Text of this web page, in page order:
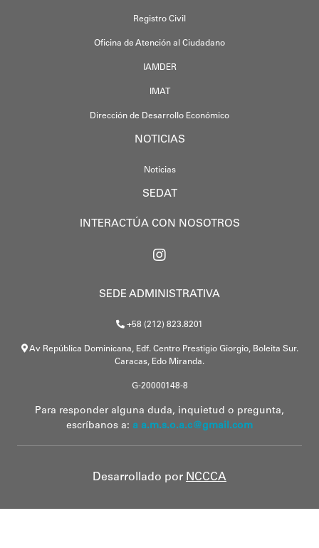
Registro Civil
Oficina de Atención al Ciudadano
IAMDER
IMAT
Dirección de Desarrollo Económico
NOTICIAS
Noticias
SEDAT
INTERACTÚA CON NOSOTROS
SEDE ADMINISTRATIVA
+58 (212) 823.8201
Av República Dominicana, Edf. Centro Prestigio Giorgio, Boleita Sur.
Caracas, Edo Miranda.
G-20000148-8
Para responder alguna duda, inquietud o pregunta,
escríbanos a: a a.m.s.o.a.c@gmail.com
Desarrollado por NCCCA